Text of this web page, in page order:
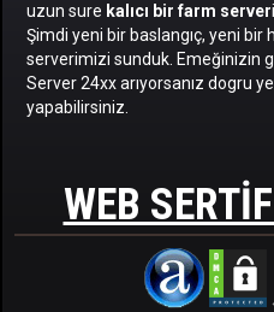
uzun sure kalıcı bir farm server
Şimdi yeni bir baslangıç, yeni bir
serverimizi sunduk. Emeğinizin
Server 24xx arıyorsanız dogru
yapabilirsiniz.
WEB